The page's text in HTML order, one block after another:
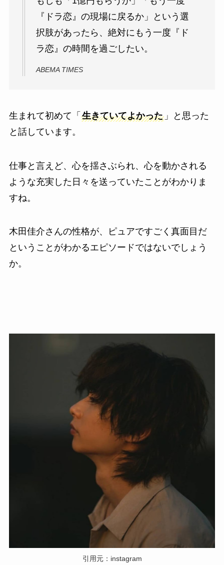
『ドラ恋』の現場に戻るか」という選
択肢があったら、絶対にもう一度『ド
ラ恋』の時間を過ごしたい。
ABEMA TIMES
生まれて初めて「 生きていてよかった」と思った
と話しています。
仕事と言えど、心を揺さぶられ、心を動かされる
ような充実した日々を送っていたことがわかりま
すね。
木田佳介さんの性格が、ピュアですごく真面目だ
ということがわかるエピソードではないでしょう
か。
引用元：instagram